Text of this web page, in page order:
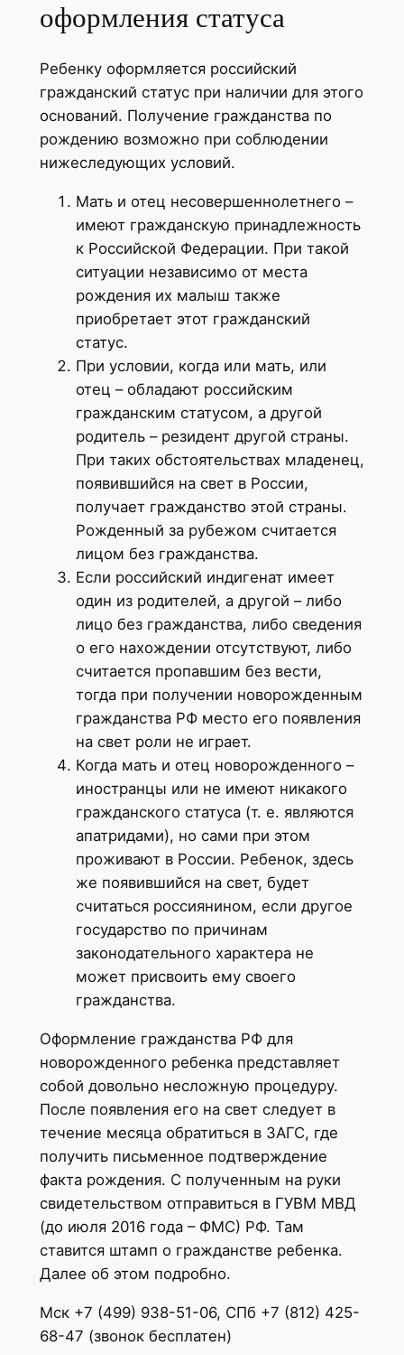
оформления статуса
Ребенку оформляется российский
гражданский статус при наличии для этого
оснований. Получение гражданства по
рождению возможно при соблюдении
нижеследующих условий.
Мать и отец несовершеннолетнего –
имеют гражданскую принадлежность
к Российской Федерации. При такой
ситуации независимо от места
рождения их малыш также
приобретает этот гражданский
статус.
При условии, когда или мать, или
отец – обладают российским
гражданским статусом, а другой
родитель – резидент другой страны.
При таких обстоятельствах младенец,
появившийся на свет в России,
получает гражданство этой страны.
Рожденный за рубежом считается
лицом без гражданства.
Если российский индигенат имеет
один из родителей, а другой – либо
лицо без гражданства, либо сведения
о его нахождении отсутствуют, либо
считается пропавшим без вести,
тогда при получении новорожденным
гражданства РФ место его появления
на свет роли не играет.
Когда мать и отец новорожденного –
иностранцы или не имеют никакого
гражданского статуса (т. е. являются
апатридами), но сами при этом
проживают в России. Ребенок, здесь
же появившийся на свет, будет
считаться россиянином, если другое
государство по причинам
законодательного характера не
может присвоить ему своего
гражданства.
Оформление гражданства РФ для
новорожденного ребенка представляет
собой довольно несложную процедуру.
После появления его на свет следует в
течение месяца обратиться в ЗАГС, где
получить письменное подтверждение
факта рождения. С полученным на руки
свидетельством отправиться в ГУВМ МВД
(до июля 2016 года – ФМС) РФ. Там
ставится штамп о гражданстве ребенка.
Далее об этом подробно.
Мск +7 (499) 938-51-06, СПб +7 (812) 425-
68-47 (звонок бесплатен)